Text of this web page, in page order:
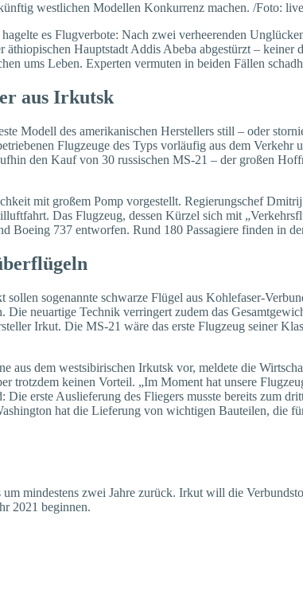
westlichen Modellen Konkurrenz machen. /Foto:
es Flugverbote: Nach zwei verheerenden
Hauptstadt Addis Abeba abgestürzt –
ums Leben. Experten vermuten in beiden Fällen
aus Irkutsk
Modell des amerikanischen Herstellers still – oder
Flugzeuge des Typs vorläufig aus dem
den Kauf von 30 russischen MS-21 – der großen
mit großem Pomp vorgestellt. Regierungschef
Das Flugzeug, dessen Kürzel sich mit
Boeing 737 entworfen. Rund 180 Passagiere finden in
sogenannte schwarze Flügel aus Kohlefaser-
neuartige Technik verringert zudem das
Irkut. Die MS-21 wäre das erste Flugzeug seiner
aus dem westsibirischen Irkutsk vor, meldete die
trotzdem keinen Vorteil. „Im Moment hat unsere
Die erste Auslieferung des Fliegers musste bereits zum
hat die Lieferung von wichtigen Bauteilen, die
mindestens zwei Jahre zurück. Irkut will die
2021 beginnen.